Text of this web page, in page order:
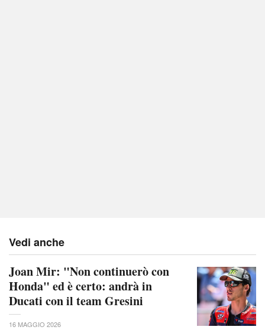
Vedi anche
Joan Mir: "Non continuerò con
Honda" ed è certo: andrà in
Ducati con il team Gresini
16 MAGGIO 2026